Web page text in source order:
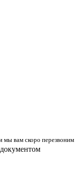
мы вам скоро перезвоним